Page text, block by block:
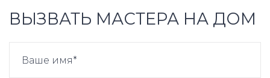
ВЫЗВАТЬ МАСТЕРА НА ДОМ